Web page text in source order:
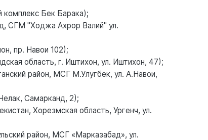
Бек Барака);
СГМ "Ходжа Ахрор Валий" ул.
пр. Навои 102);
область, г. Иштихон, ул. Иштихон, 47);
район, МСГ М.Улугбек, ул. А.Навои,
Самарканд, 2);
Хорезмская область, Ургенч, ул.
район, МСГ «Марказабад», ул.